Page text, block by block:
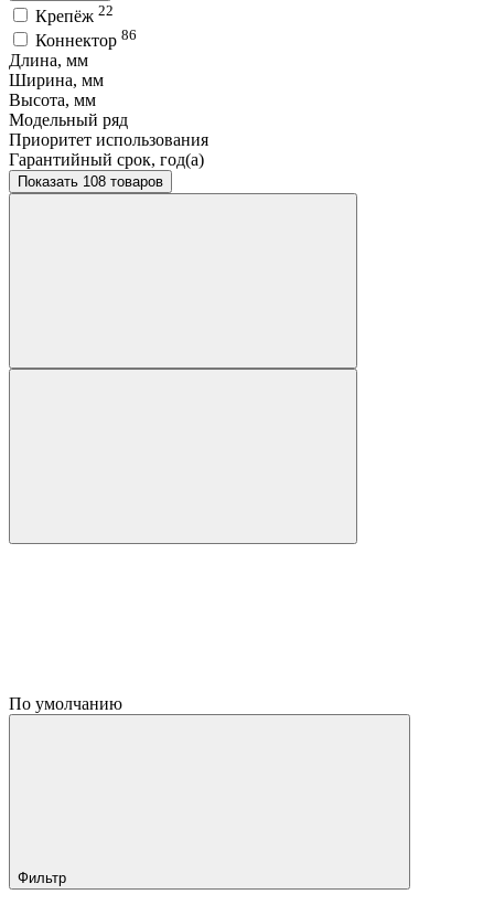
Крепёж 22
Коннектор 86
Длина, мм
Ширина, мм
Высота, мм
Модельный ряд
Приоритет использования
Гарантийный срок, год(а)
Показать 108 товаров
По умолчанию
Фильтр